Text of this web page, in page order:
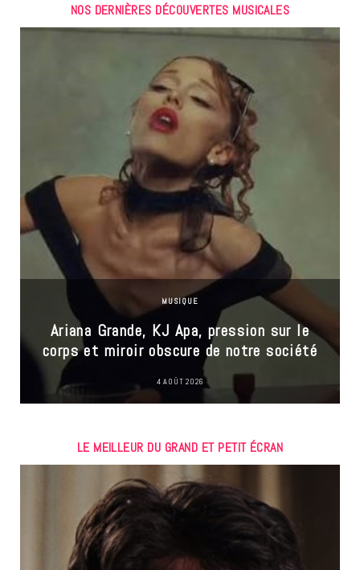
NOS DERNIÈRES DÉCOUVERTES MUSICALES
MUSIQUE
Ariana Grande, KJ Apa, pression sur le
corps et miroir obscure de notre société
4 AOÛT 2026
LE MEILLEUR DU GRAND ET PETIT ÉCRAN